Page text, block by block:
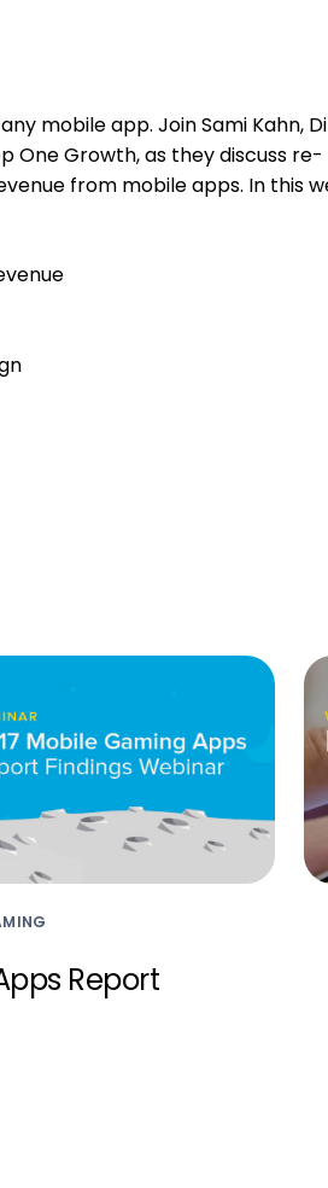
mobile app. Join Sami Kahn,
One Growth, as they discuss re-
from mobile apps. In this
Report